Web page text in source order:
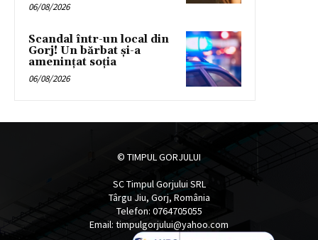
06/08/2026
Scandal într-un local din
Gorj! Un bărbat și-a
amenințat soția
06/08/2026
© TIMPUL GORJULUI
SC Timpul Gorjului SRL
Târgu Jiu, Gorj, România
Telefon: 0764705055
Email: timpulgorjului@yahoo.com